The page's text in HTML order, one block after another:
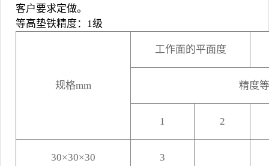
客户要求定做。
等高垫铁精度：1级
规格mm
工作面的平面度
精度
1 2
30×30×30 3